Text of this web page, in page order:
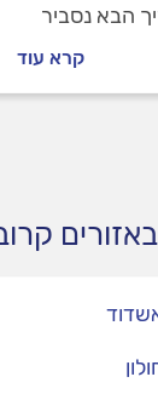
הבא נסביר
מהן
לפנינו
קרא עוד